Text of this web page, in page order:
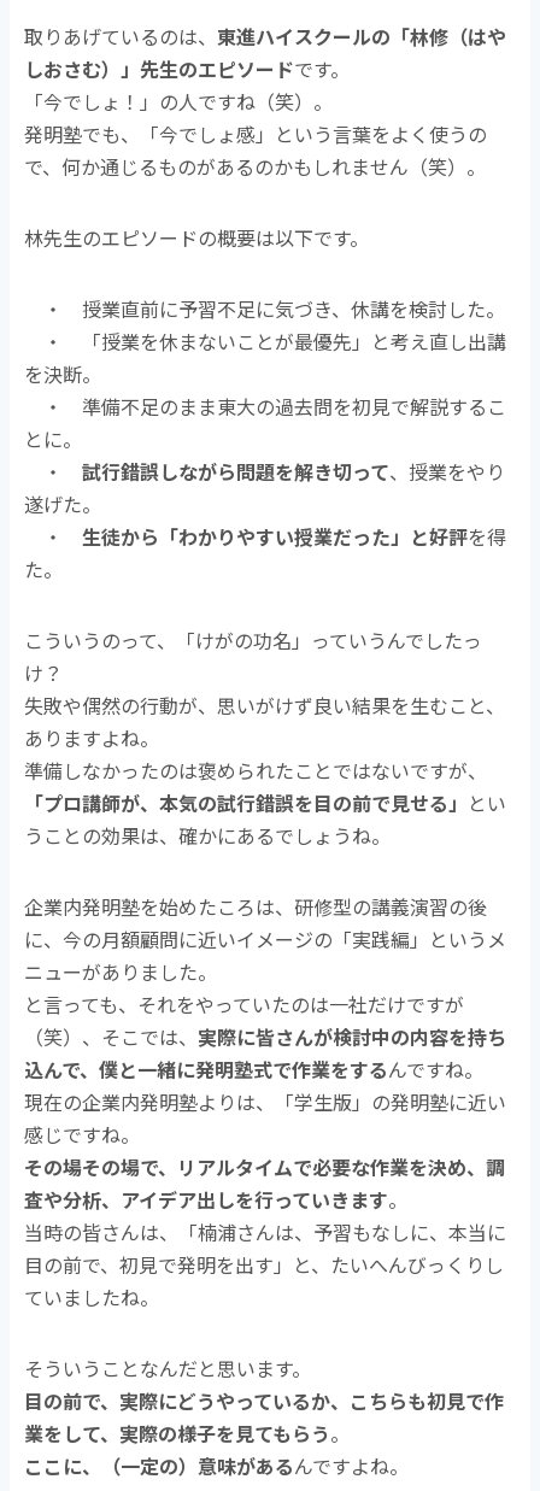
取りあげているのは、東進ハイスクールの「林修（はや
しおさむ）」先生のエピソードです。
「今でしょ！」の人ですね（笑）。
発明塾でも、「今でしょ感」という言葉をよく使うの
で、何か通じるものがあるのかもしれません（笑）。
林先生のエピソードの概要は以下です。
・ 授業直前に予習不足に気づき、休講を検討した。
・ 「授業を休まないことが最優先」と考え直し出講
を決断。
・ 準備不足のまま東大の過去問を初見で解説するこ
とに。
・試行錯誤しながら問題を解き切って、授業をやり
遂げた。
・生徒から「わかりやすい授業だった」と好評を得
た。
こういうのって、「けがの功名」っていうんでしたっ
け？
失敗や偶然の行動が、思いがけず良い結果を生むこと、
ありますよね。
準備しなかったのは褒められたことではないですが、
「プロ講師が、本気の試行錯誤を目の前で見せる」 とい
うことの効果は、確かにあるでしょうね。
企業内発明塾を始めたころは、研修型の講義演習の後
に、今の月額顧問に近いイメージの「実践編」というメ
ニューがありました。
と言っても、それをやっていたのは一社だけですが
（笑）、そこでは、 実際に皆さんが検討中の内容を持ち
込んで、僕と一緒に発明塾式で作業をするんですね。
現在の企業内発明塾よりは、「学生版」の発明塾に近い
感じですね。
その場その場で、リアルタイムで必要な作業を決め、調
査や分析、アイデア出しを行っていきます。
当時の皆さんは、「楠浦さんは、予習もなしに、本当に
目の前で、初見で発明を出す」と、たいへんびっくりし
ていましたね。
そういうことなんだと思います。
目の前で、実際にどうやっているか、こちらも初見で作
業をして、実際の様子を見てもらう。
ここに、（一定の）意味があるんですよね。